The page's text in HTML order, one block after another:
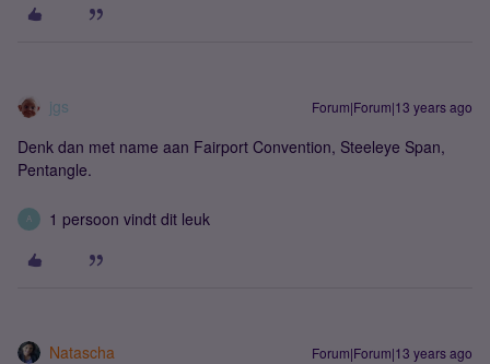
jgs Forum|Forum|13 years ago
Denk dan met name aan Fairport Convention, Steeleye Span,
Pentangle.
A 1 persoon vindt dit leuk
Natascha Forum|Forum|13 years ago